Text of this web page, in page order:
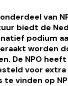
van
biedt de
podium
worden
De NPO
voor
vinden op